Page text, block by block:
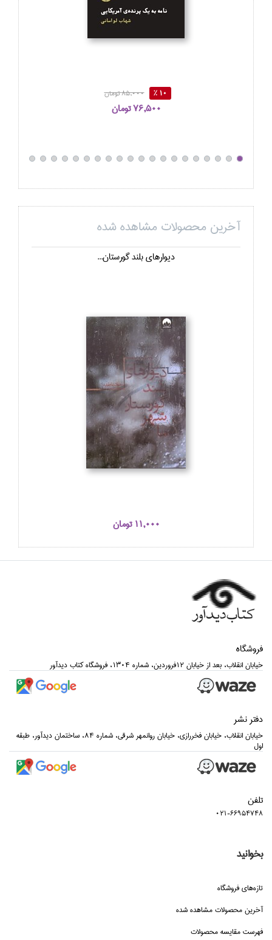
10 % 85,000 تومان
76,500 تومان
آخرین محصولات مشاهده شده
ديوارهاي بلند گورستان...
11,000 تومان
فروشگاه
خيابان انقلاب، بعد از خيابان 12فروردين، شماره 1304، فروشگاه كتاب ديدآور
دفتر نشر
خيابان انقلاب، خيابان فخررازي، خيابان روانمهر شرقي، شماره 84، ساختمان ديدآور، طبقه
اول
تلفن
021-66954748
بخوانید
تازه‌هاي فروشگاه
آخرین محصولات مشاهده شده
فهرست مقایسه محصولات